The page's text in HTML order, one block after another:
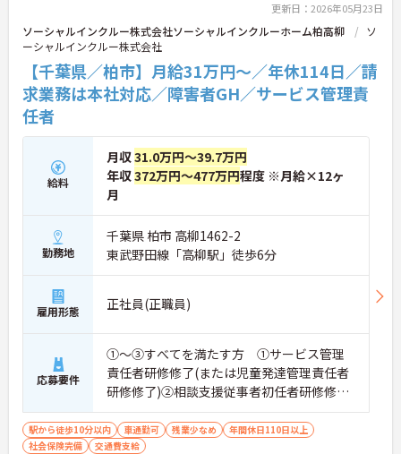
す。キャリアアップを目指したい方、プライベート
と両立しながら専門性を高めたい方におすすめで
す。ご興味のある方は詳細等をお伝えしますので、
お気軽にお問い合わせください。
更新日：2026年05月23日
ソーシャルインクルー株式会社ソーシャルインクルーホーム柏高柳
ソ
ーシャルインクルー株式会社
【千葉県／柏市】月給31万円～／年休114日／請
求業務は本社対応／障害者GH／サービス管理責
任者
給料
月収31.0万円～39.7万円
年収372万円～477万円程度 ※月給×12ヶ
月
勤務地
千葉県 柏市 高柳1462-2
東武野田線「高柳駅」徒歩6分
雇用形態 正社員(正職員)
応募要件
①～③すべてを満たす方 ①サービス管理
責任者研修修了(または児童発達管理責任者
研修修了)②相談支援従事者初任者研修修了
(または相談支援従事者実務者研修修了)③普
通自動車運転免許(AT限定可)
駅から徒歩10分以内 車通勤可 残業少なめ
年間休日110日以上
社会保険完備
交通費支給